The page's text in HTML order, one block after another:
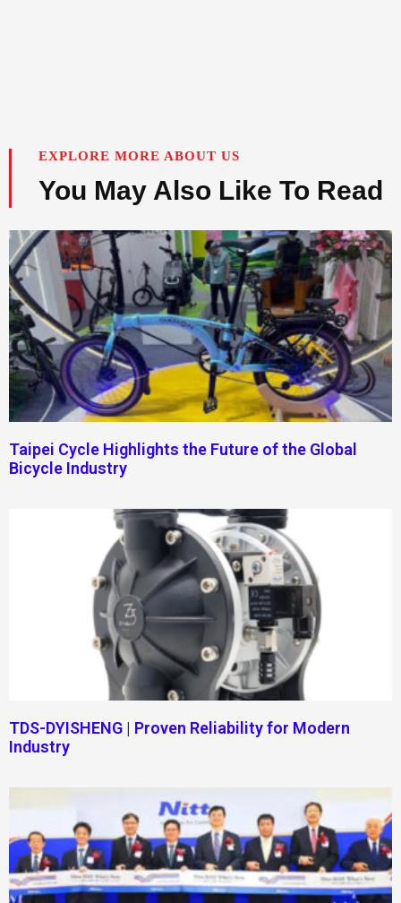
EXPLORE MORE ABOUT US
You May Also Like To Read
Taipei Cycle Highlights the Future of the Global
Bicycle Industry
TDS-DYISHENG | Proven Reliability for Modern
Industry